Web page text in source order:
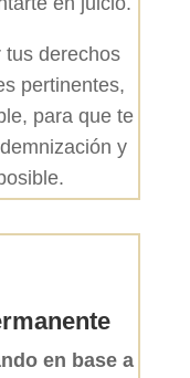
tus derechos
pertinentes,
para que te
y
en base a